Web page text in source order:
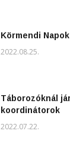
Körmendi
2022.08.25.
Táborozóknál
koordinátorok
2022.07.22.